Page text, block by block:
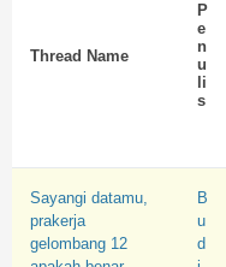
Thread Name
P
e
n
u
li
s
Sayangi datamu,
prakerja
gelombang 12
B
u
d